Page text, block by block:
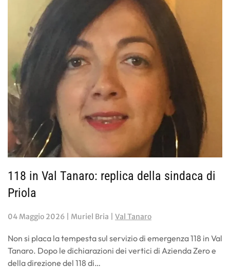
118 in Val Tanaro: replica della sindaca di
Priola
04 Maggio 2026 | Muriel Bria | Val Tanaro
Non si placa la tempesta sul servizio di emergenza 118 in Val
Tanaro. Dopo le dichiarazioni dei vertici di Azienda Zero e
della direzione del 118 di…